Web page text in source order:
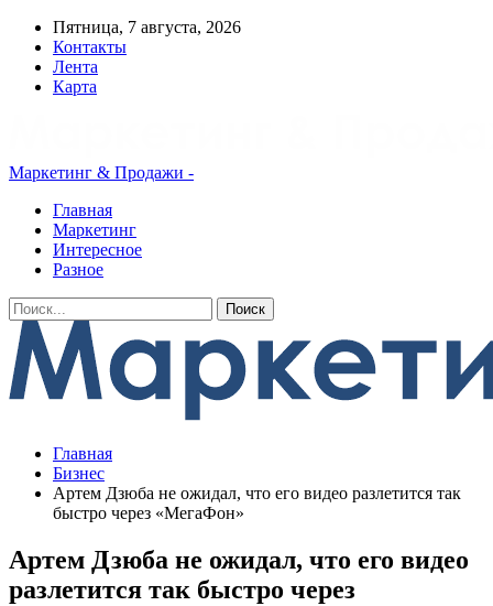
Пятница, 7 августа, 2026
Контакты
Лента
Карта
Маркетинг & Продажи -
Главная
Маркетинг
Интересное
Разное
Главная
Бизнес
Артем Дзюба не ожидал, что его видео разлетится так
быстро через «МегаФон»
Артем Дзюба не ожидал, что его видео
разлетится так быстро через